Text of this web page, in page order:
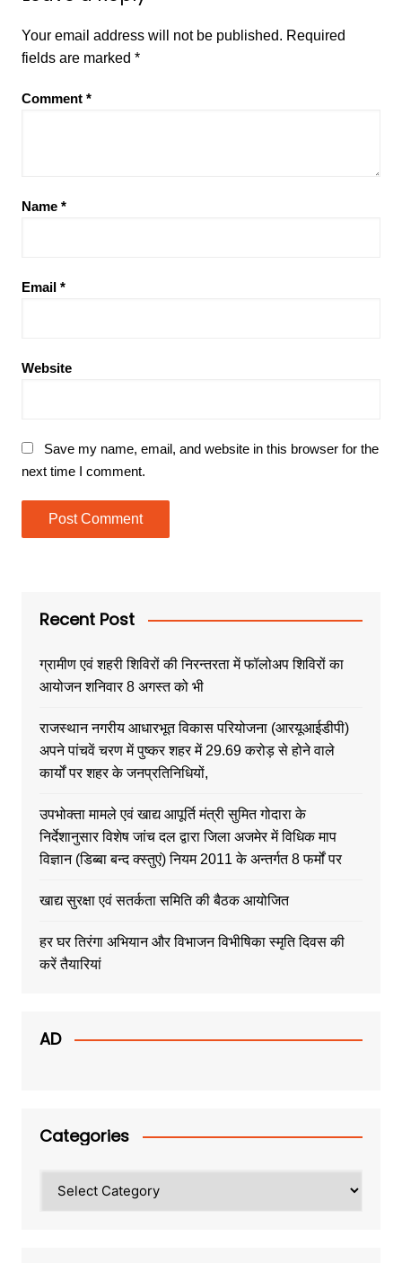
Your email address will not be published. Required
fields are marked *
Comment *
Name *
Email *
Website
Save my name, email, and website in this browser for the
next time I comment.
Recent Post
ग्रामीण एवं शहरी शिविरों की निरन्तरता में फॉलोअप शिविरों का
आयोजन शनिवार 8 अगस्त को भी
राजस्थान नगरीय आधारभूत विकास परियोजना (आरयूआईडीपी)
अपने पांचवें चरण में पुष्कर शहर में 29.69 करोड़ से होने वाले
कार्यों पर शहर के जनप्रतिनिधियों,
उपभोक्ता मामले एवं खाद्य आपूर्ति मंत्री सुमित गोदारा के
निर्देशानुसार विशेष जांच दल द्वारा जिला अजमेर में विधिक माप
विज्ञान (डिब्बा बन्द क्स्तुएं) नियम 2011 के अन्तर्गत 8 फर्मों पर
खाद्य सुरक्षा एवं सतर्कता समिति की बैठक आयोजित
हर घर तिरंगा अभियान और विभाजन विभीषिका स्मृति दिवस की
करें तैयारियां
AD
Categories